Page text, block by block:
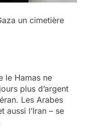
un cimetière
le Hamas ne
plus d’argent
Les Arabes
aussi l’Iran – se